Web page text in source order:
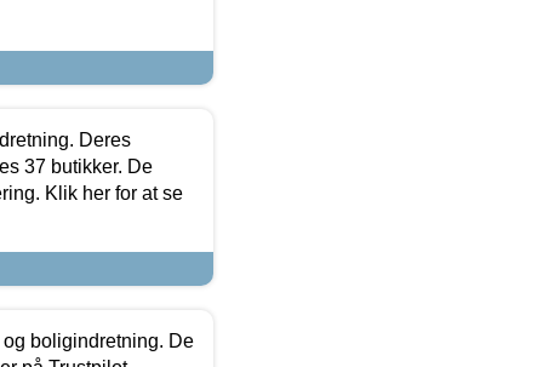
Deres
37 butikker. De
Klik her for at se
boligindretning. De